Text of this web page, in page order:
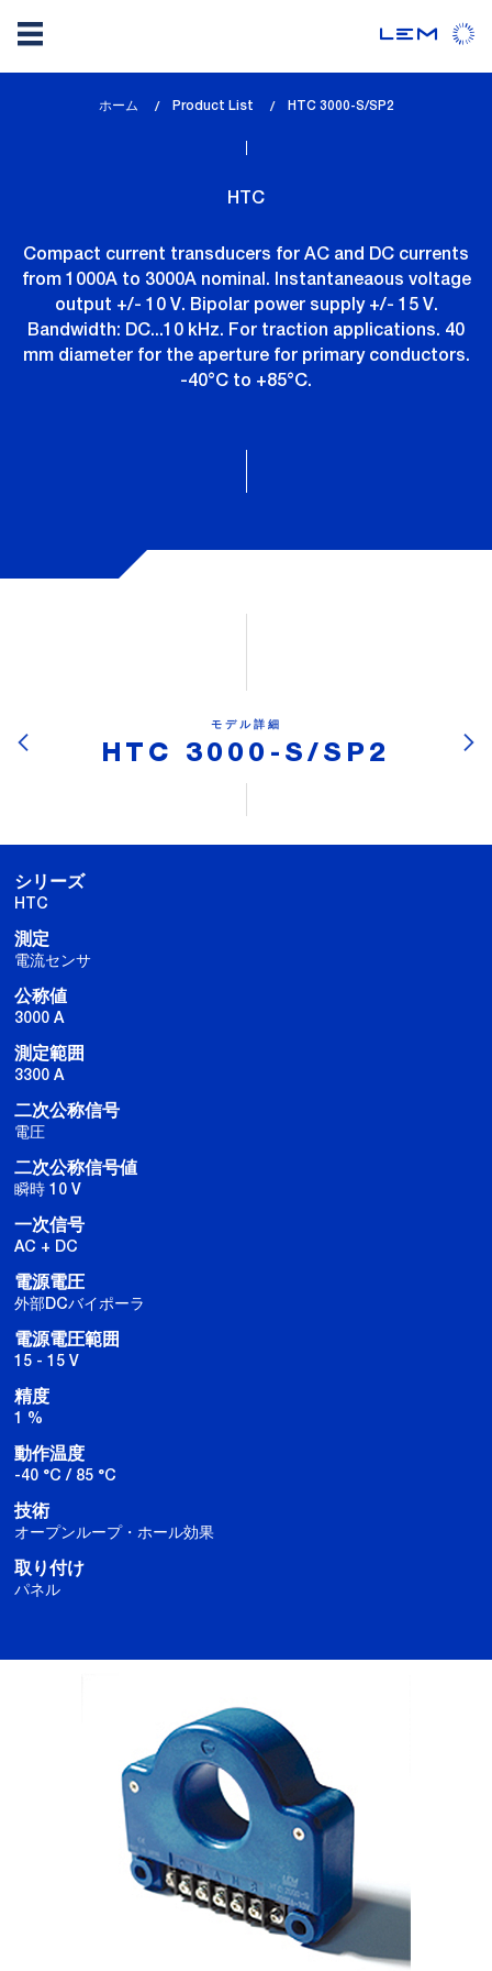
ホーム Product List
lem_current_page
HTC 3000-S/SP2
HTC
Compact current transducers for AC and DC currents
from 1000A to 3000A nominal. Instantaneaous voltage
output +/- 10 V. Bipolar power supply +/- 15 V.
Bandwidth: DC...10 kHz. For traction applications. 40
mm diameter for the aperture for primary conductors.
-40°C to +85°C.
モデル詳細
HTC 3000-S/SP2
シリーズ
HTC
測定
電流センサ
公称値
3000 A
測定範囲
3300 A
二次公称信号
電圧
二次公称信号値
瞬時 10 V
一次信号
AC + DC
電源電圧
外部DCバイポーラ
電源電圧範囲
15 - 15 V
精度
1 %
動作温度
-40 °C / 85 °C
技術
オープンループ・ホール効果
取り付け
パネル